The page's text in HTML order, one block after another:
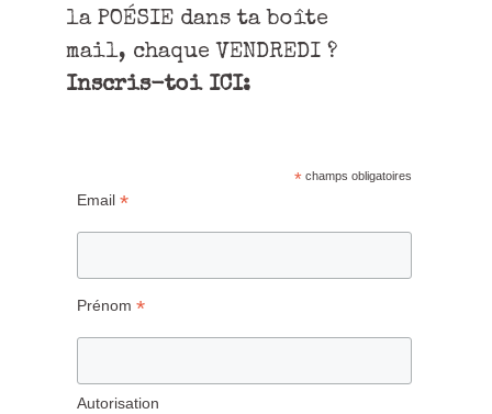
la POÉSIE dans ta boîte
mail, chaque VENDREDI ?
Inscris-toi ICI:
* champs obligatoires
Email *
Prénom *
Autorisation